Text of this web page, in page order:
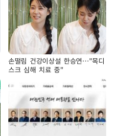
손떨림 건강이상설 한승연…"목디
스크 심해 치료 중"